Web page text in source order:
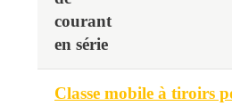
Classe mobile à tiroirs